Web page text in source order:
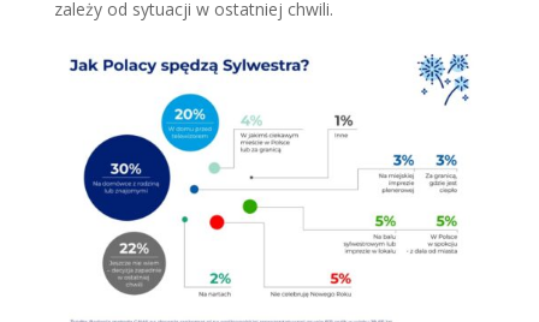
zależy od sytuacji w ostatniej chwili.